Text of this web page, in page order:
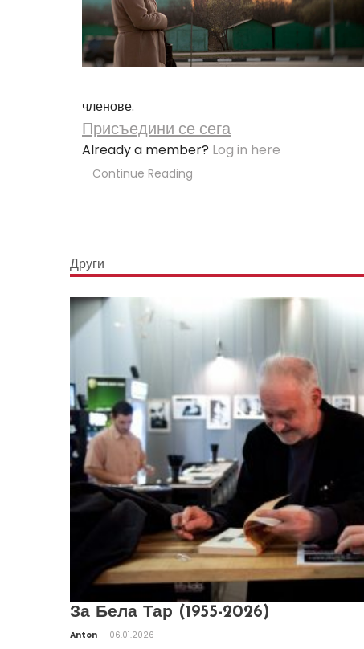
членове.
Присъедини се сега
Already a member? Log in here
Continue Reading
Други
За Бела Тар (1955-2026)
Anton 06.01.2026